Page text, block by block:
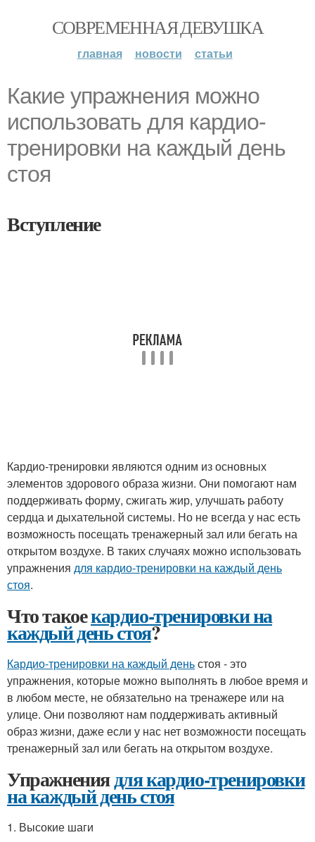
СОВРЕМЕННАЯ ДЕВУШКА
главная новости статьи
Какие упражнения можно
использовать для кардио-
тренировки на каждый день
стоя
Вступление
Кардио-тренировки являются одним из основных
элементов здорового образа жизни. Они помогают нам
поддерживать форму, сжигать жир, улучшать работу
сердца и дыхательной системы. Но не всегда у нас есть
возможность посещать тренажерный зал или бегать на
открытом воздухе. В таких случаях можно использовать
упражнения для кардио-тренировки на каждый день
стоя.
Что такоекардио-тренировки на
каждый день стоя?
Кардио-тренировки на каждый деньстоя - это
упражнения, которые можно выполнять в любое время и
в любом месте, не обязательно на тренажере или на
улице. Они позволяют нам поддерживать активный
образ жизни, даже если у нас нет возможности посещать
тренажерный зал или бегать на открытом воздухе.
Упражнениядля кардио-тренировки
на каждый день стоя
1. Высокие шаги